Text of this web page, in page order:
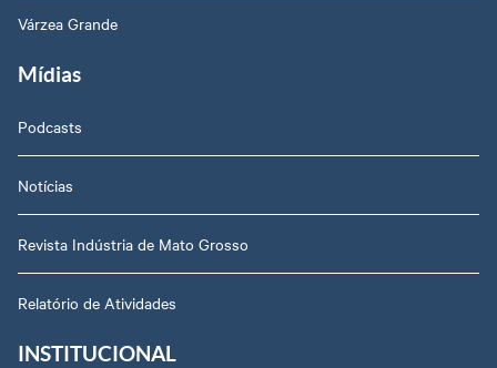
Várzea Grande
Mídias
Podcasts
Notícias
Revista Indústria de Mato Grosso
Relatório de Atividades
INSTITUCIONAL